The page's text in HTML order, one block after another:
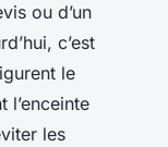
ou d’un
c’est
le
l’enceinte
les